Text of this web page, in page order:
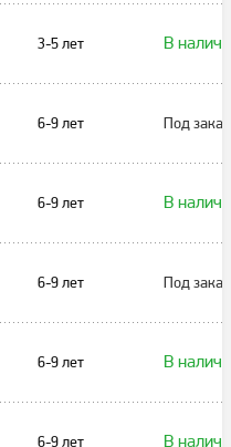
3-5 лет В
6-9 лет Под заказ
6-9 лет В
6-9 лет Под заказ
6-9 лет В
6-9 лет В